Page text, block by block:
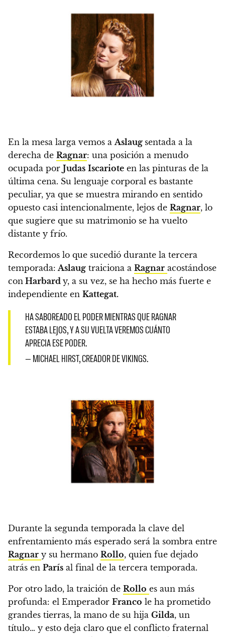
En la mesa larga vemos a Aslaug sentada a la
derecha de Ragnar: una posición a menudo
ocupada por Judas Iscariote en las pinturas de la
última cena. Su lenguaje corporal es bastante
peculiar, ya que se muestra mirando en sentido
opuesto casi intencionalmente, lejos de Ragnar, lo
que sugiere que su matrimonio se ha vuelto
distante y frío.
Recordemos lo que sucedió durante la tercera
temporada: Aslaug traiciona a Ragnar acostándose
con Harbard y, a su vez, se ha hecho más fuerte e
independiente en Kattegat.
HA SABOREADO EL PODER MIENTRAS QUE RAGNAR
ESTABA LEJOS, Y A SU VUELTA VEREMOS CUÁNTO
APRECIA ESE PODER.
— MICHAEL HIRST, CREADOR DE VIKINGS.
Durante la segunda temporada la clave del
enfrentamiento más esperado será la sombra entre
Ragnar y su hermano Rollo, quien fue dejado
atrás en París al final de la tercera temporada.
Por otro lado, la traición de Rollo es aun más
profunda: el Emperador Franco le ha prometido
grandes tierras, la mano de su hija Gilda, un
título… y esto deja claro que el conflicto fraternal